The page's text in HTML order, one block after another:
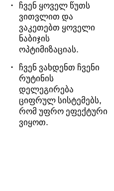
ჩვენ ყოველ წუთს
ვითვლით და
ვაკეთებთ ყოველი
ნაბიჯის
ოპტიმიზაციას.
ჩვენ ვახდენთ ჩვენი
რუტინის
დელეგირება
ციფრულ სისტემებს,
რომ უფრო ეფექტური
ვიყოთ.